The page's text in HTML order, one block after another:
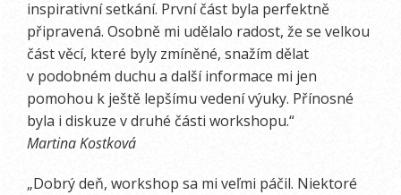
inspirativní setkání. První část byla perfektně
připravená. Osobně mi udělalo radost, že se velkou
část věcí, které byly zmíněné, snažím dělat
v podobném duchu a další informace mi jen
pomohou k ještě lepšímu vedení výuky. Přínosné
byla i diskuze v druhé části workshopu.“
Martina Kostková
„Dobrý deň, workshop sa mi veľmi páčil. Niektoré